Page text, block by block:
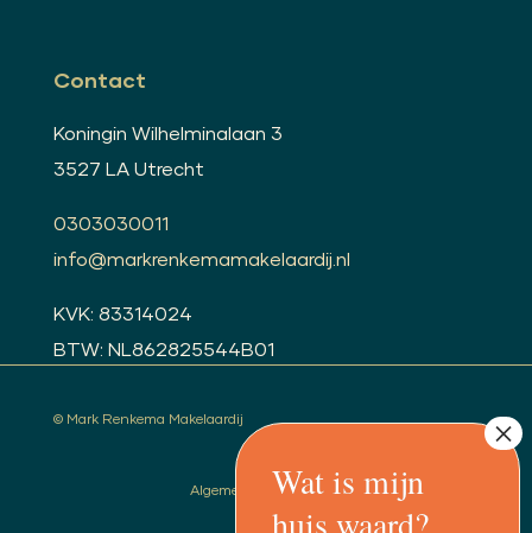
Contact
Koningin Wilhelminalaan 3
3527 LA Utrecht
0303030011
info@markrenkemamakelaardij.nl
KVK: 83314024
BTW: NL862825544B01
© Mark Renkema Makelaardij
Algemene voorwaarden